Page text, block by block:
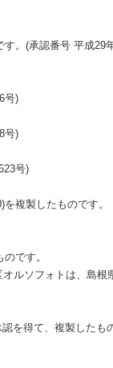
。(承認番号 平成29
号)
号)
号)
複製したものです
です。
ルソフォトは、島根
を得て、複製したも